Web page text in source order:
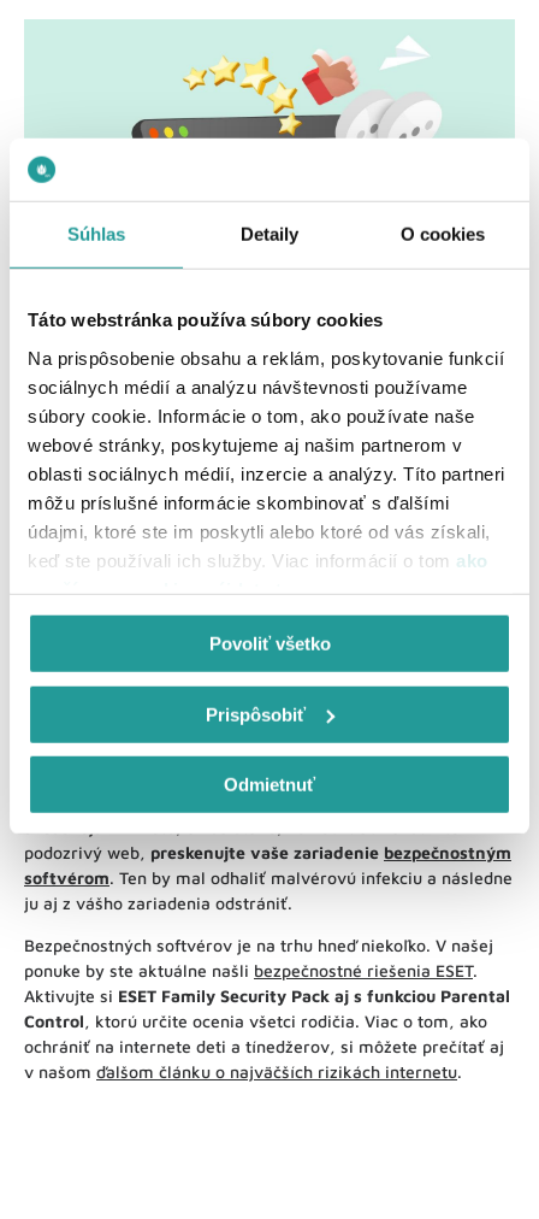
Súhlas Detaily O cookies
Táto webstránka používa súbory cookies
Na prispôsobenie obsahu a reklám, poskytovanie funkcií
sociálnych médií a analýzu návštevnosti používame
súbory cookie. Informácie o tom, ako používate naše
webové stránky, poskytujeme aj našim partnerom v
oblasti sociálnych médií, inzercie a analýzy. Títo partneri
môžu príslušné informácie skombinovať s ďalšími
údajmi, ktoré ste im poskytli alebo ktoré od vás získali,
keď ste používali ich služby. Viac informácií o tom ako
Povoliť všetko
Prispôsobiť
Odmietnuť
Ak máte z webu zlý pocit, pátrajte po
referenciách
Ak sa chystáte po prvý raz nakupovať z nového e-shopu, to
najlepšie, čo môžete spraviť je
Pozrite sa, či má daný e-shop účet na sociálnych sieťach, aké
komentáre tam od ľudí dostáva, googlite a pátrajte po
recenziách od zákazníkov, ktorí už na ňom nakúpili. Aj tak si
viete overiť, či ide o skutočný obchod alebo iba podvodný
Čo ak ste už podvodný web navštívili?
Hoci nikto sa nechce dobrovoľne vystaviť malvérovému útoku
podozrivý web, preskenujte vaše zariadenie bezpečnostným
softvérom. Ten by mal odhaliť malvérovú infekciu a následne
ju aj z vášho zariadenia odstrániť.
Bezpečnostných softvérov je na trhu hneď niekoľko. V našej
ponuke by ste aktuálne našli bezpečnostné riešenia ESET.
Aktivujte si ESET Family Security Pack aj s funkciou Parental
Control, ktorú určite ocenia všetci rodičia. Viac o tom, ako
ochrániť na internete deti a tínedžerov, si môžete prečítať aj
v našom ďalšom článku o najväčších rizikách internetu.